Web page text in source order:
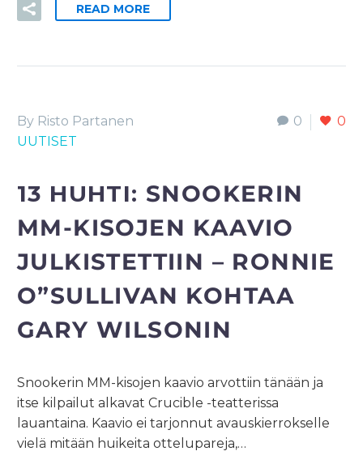
READ MORE
0 0
By Risto Partanen
UUTISET
13 HUHTI: SNOOKERIN
MM-KISOJEN KAAVIO
JULKISTETTIIN – RONNIE
O”SULLIVAN KOHTAA
GARY WILSONIN
Snookerin MM-kisojen kaavio arvottiin tänään ja
itse kilpailut alkavat Crucible -teatterissa
lauantaina. Kaavio ei tarjonnut avauskierrokselle
vielä mitään huikeita ottelupareja,…